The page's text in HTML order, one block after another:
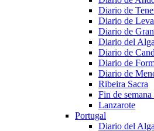
Diario de
Diario de
Diario de
Diario del
Diario de
Diario de
Diario de
Ribeira Sacra
Fin de
Lanzarote
Portugal
Diario del